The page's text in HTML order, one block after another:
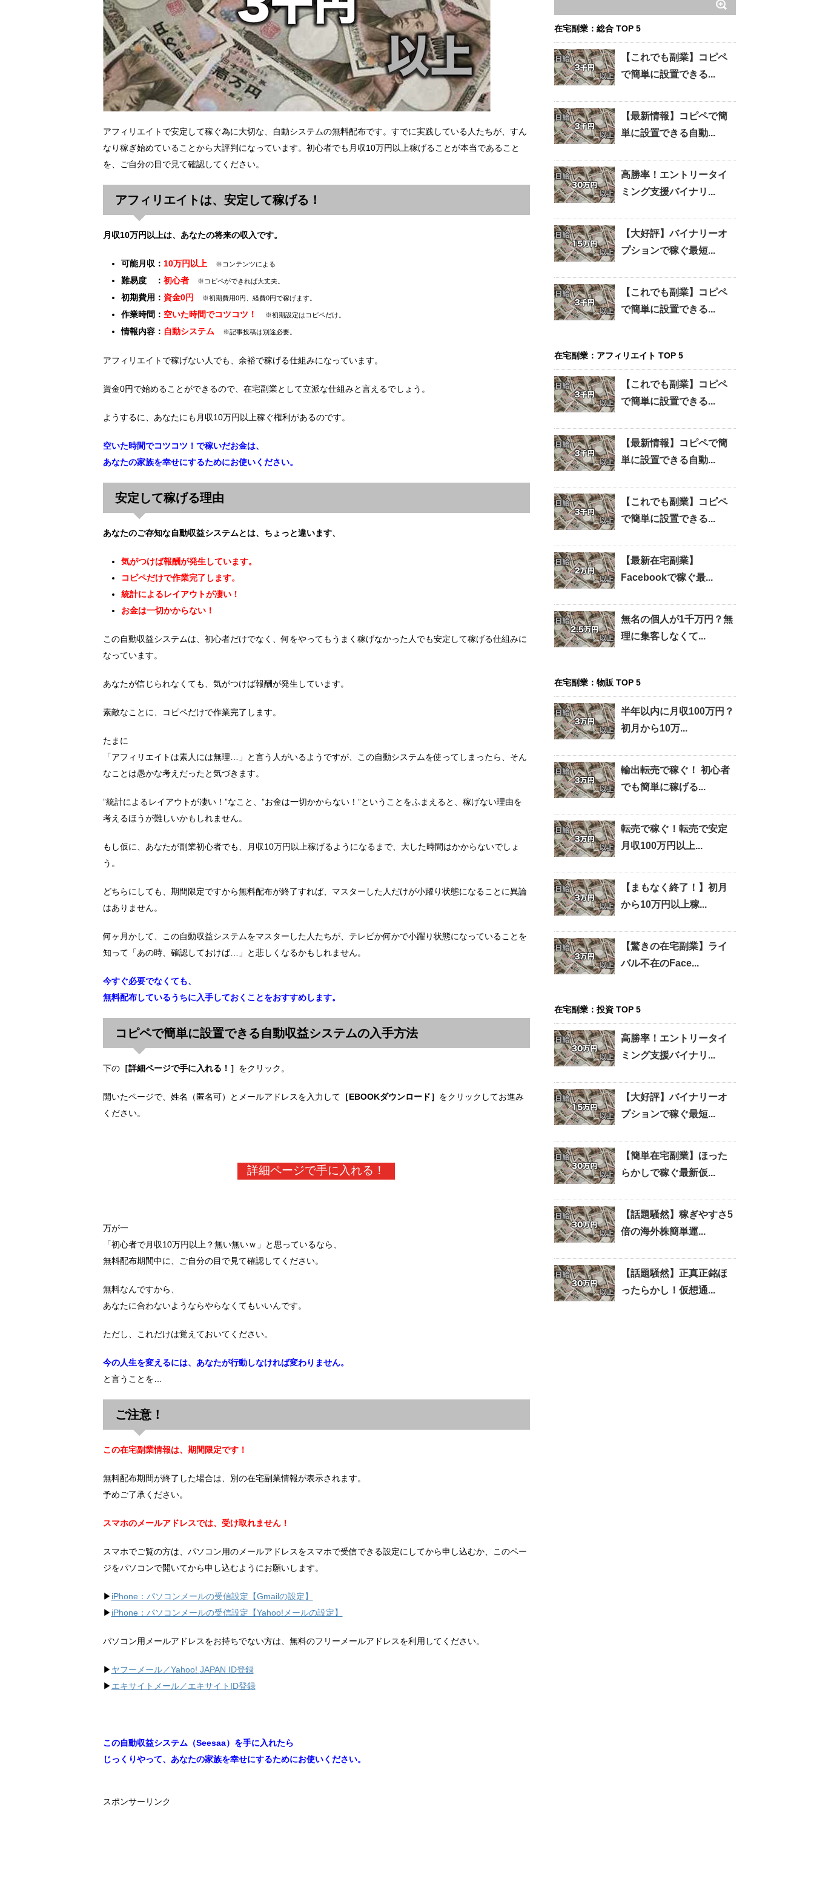
アフィリエイトで安定して稼ぐ為に大切な、自動システムの無料配布です。すでに実践している人たちが、すん
なり稼ぎ始めていることから大評判になっています。初心者でも月収10万円以上稼げることが本当であること
を、ご自分の目で見て確認してください。
アフィリエイトは、安定して稼げる！
月収10万円以上は、あなたの将来の収入です。
可能月収： 10万円以上 ※コンテンツによる
難易度 ： 初心者 ※コピペができれば大丈夫。
初期費用： 資金0円 ※初期費用0円、経費0円で稼げます。
作業時間： 空いた時間でコツコツ！ ※初期設定はコピペだけ。
情報内容： 自動システム ※記事投稿は別途必要。
アフィリエイトで稼げない人でも、余裕で稼げる仕組みになっています。
資金0円で始めることができるので、在宅副業として立派な仕組みと言えるでしょう。
ようするに、あなたにも月収10万円以上稼ぐ権利があるのです。
空いた時間でコツコツ！で稼いだお金は、
あなたの家族を幸せにするためにお使いください。
安定して稼げる理由
あなたのご存知な自動収益システムとは、ちょっと違います、
気がつけば報酬が発生しています。
コピペだけで作業完了します。
統計によるレイアウトが凄い！
お金は一切かからない！
この自動収益システムは、初心者だけでなく、何をやってもうまく稼げなかった人でも安定して稼げる仕組みに
なっています。
あなたが信じられなくても、気がつけば報酬が発生しています。
素敵なことに、コピペだけで作業完了します。
たまに
「アフィリエイトは素人には無理…」と言う人がいるようですが、この自動システムを使ってしまったら、そん
なことは愚かな考えだったと気づきます。
”統計によるレイアウトが凄い！”なこと、”お金は一切かからない！”ということをふまえると、稼げない理由を
考えるほうが難しいかもしれません。
もし仮に、あなたが副業初心者でも、月収10万円以上稼げるようになるまで、大した時間はかからないでしょ
う。
どちらにしても、期間限定ですから無料配布が終了すれば、マスターした人だけが小躍り状態になることに異論
はありません。
何ヶ月かして、この自動収益システムをマスターした人たちが、テレビか何かで小躍り状態になっていることを
知って「あの時、確認しておけば…」と悲しくなるかもしれません。
今すぐ必要でなくても、
無料配布しているうちに入手しておくことをおすすめします。
コピペで簡単に設置できる自動収益システムの入手方法
下の［詳細ページで手に入れる！］ をクリック。
開いたページで、姓名（匿名可）とメールアドレスを入力して ［EBOOKダウンロード］ をクリックしてお進み
ください。
詳細ページで手に入れる！
万が一
「初心者で月収10万円以上？無い無いｗ」と思っているなら、
無料配布期間中に、ご自分の目で見て確認してください。
無料なんですから、
あなたに合わないようならやらなくてもいいんです。
ただし、これだけは覚えておいてください。
今の人生を変えるには、あなたが行動しなければ変わりません。
と言うことを…
ご注意！
この在宅副業情報は、期間限定です！
無料配布期間が終了した場合は、別の在宅副業情報が表示されます。
予めご了承ください。
スマホのメールアドレスでは、受け取れません！
スマホでご覧の方は、パソコン用のメールアドレスをスマホで受信できる設定にしてから申し込むか、このペー
ジをパソコンで開いてから申し込むようにお願いします。
▶︎ iPhone：パソコンメールの受信設定【Gmailの設定】
▶︎ iPhone：パソコンメールの受信設定【Yahoo!メールの設定】
パソコン用メールアドレスをお持ちでない方は、無料のフリーメールアドレスを利用してください。
▶︎ ヤフーメール／Yahoo! JAPAN ID登録
▶︎ エキサイトメール／エキサイトID登録
この自動収益システム（Seesaa）を手に入れたら
じっくりやって、あなたの家族を幸せにするためにお使いください。
スポンサーリンク
在宅副業：総合 TOP 5
【これでも副業】コピペ
で簡単に設置できる...
【最新情報】コピペで簡
単に設置できる自動...
高勝率！エントリータイ
ミング支援バイナリ...
【大好評】バイナリーオ
プションで稼ぐ最短...
【これでも副業】コピペ
で簡単に設置できる...
在宅副業：アフィリエイト TOP 5
【これでも副業】コピペ
で簡単に設置できる...
【最新情報】コピペで簡
単に設置できる自動...
【これでも副業】コピペ
で簡単に設置できる...
【最新在宅副業】
Facebookで稼ぐ最...
無名の個人が1千万円？無
理に集客しなくて...
在宅副業：物販 TOP 5
半年以内に月収100万円？
初月から10万...
輸出転売で稼ぐ！ 初心者
でも簡単に稼げる...
転売で稼ぐ！転売で安定
月収100万円以上...
【まもなく終了！】初月
から10万円以上稼...
【驚きの在宅副業】ライ
バル不在のFace...
在宅副業：投資 TOP 5
高勝率！エントリータイ
ミング支援バイナリ...
【大好評】バイナリーオ
プションで稼ぐ最短...
【簡単在宅副業】ほった
らかしで稼ぐ最新仮...
【話題騒然】稼ぎやすさ5
倍の海外株簡単運...
【話題騒然】正真正銘ほ
ったらかし！仮想通...